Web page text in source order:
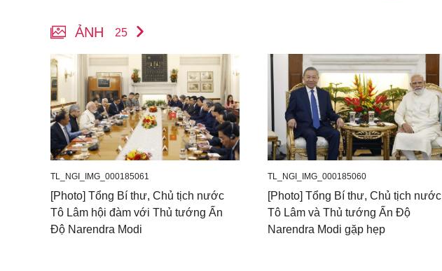
ẢNH 25
TL_NGI_IMG_000185061
[Photo] Tổng Bí thư, Chủ tịch nước
Tô Lâm hội đàm với Thủ tướng Ấn
Độ Narendra Modi
TL_NGI_IMG_000185060
[Photo] Tổng Bí thư, Chủ tịch nước
Tô Lâm và Thủ tướng Ấn Độ
Narendra Modi gặp hẹp